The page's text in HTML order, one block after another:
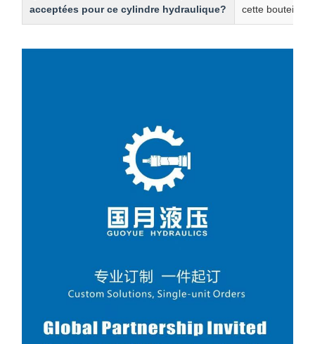
acceptées pour ce cylindre hydraulique?
cette bouteille